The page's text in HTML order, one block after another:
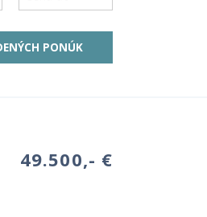
PONÚK
49.500,- €